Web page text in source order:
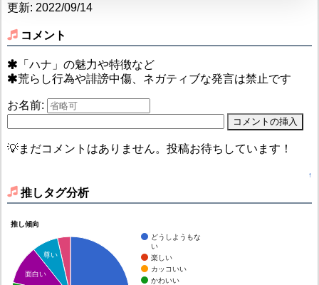
更新: 2022/09/14
コメント
「ハナ」の魅力や特徴など
荒らし行為や誹謗中傷、ネガティブな発言は禁止です
お名前:
💡まだコメントはありません。投稿お待ちしています！
↑
推しタグ分析
推し傾向
どうしようもな
い
楽しい
カッコいい
かわいい
尊い
面白い